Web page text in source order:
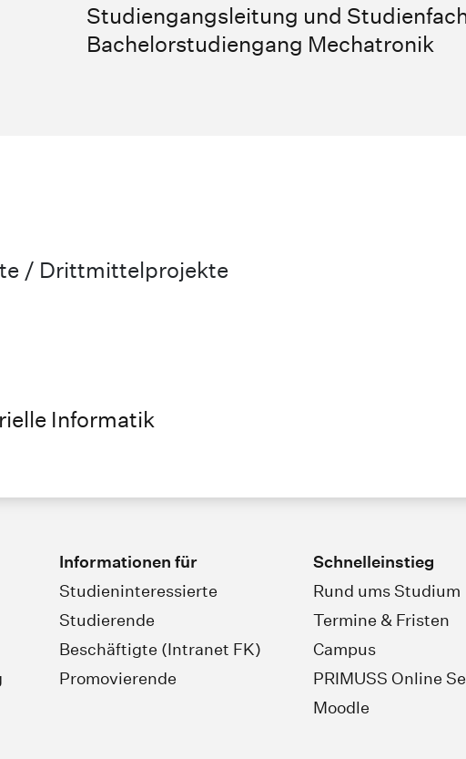
Studiengangsleitung und
Bachelorstudiengang Mechatronik
/ Drittmittelprojekte
Informatik
Informationen für
Studieninteressierte
Studierende
Beschäftigte (Intranet FK)
Promovierende
Schnelleinstieg
Rund ums Studium
Termine & Fristen
Campus
PRIMUSS Online
Moodle